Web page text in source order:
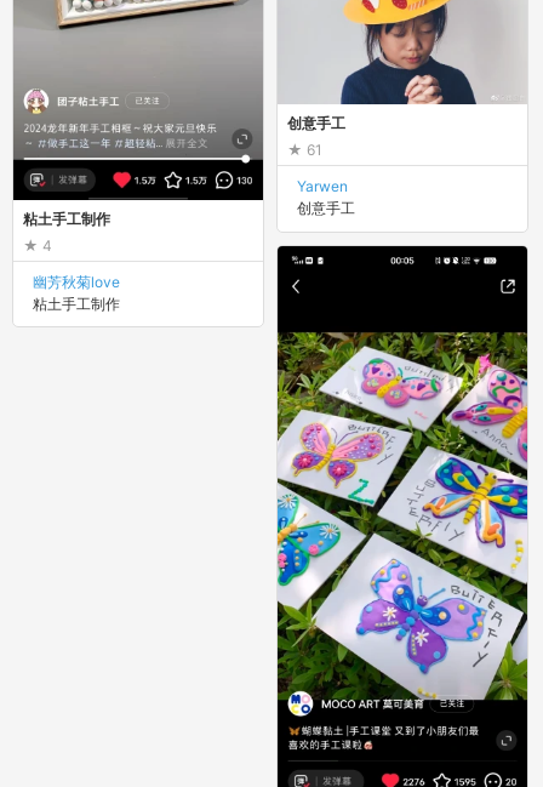
创意手工
61
Yarwen
创意手工
粘土手工制作
4
幽芳秋菊love
粘土手工制作